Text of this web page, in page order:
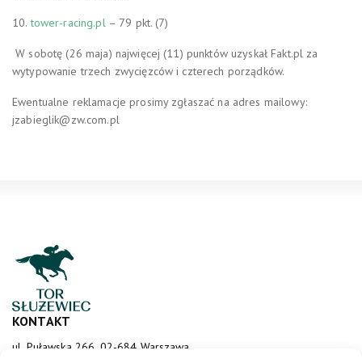
10.tower-racing.pl – 79 pkt. (7)
W sobotę (26 maja) najwięcej (11) punktów uzyskał Fakt.pl za
wytypowanie trzech zwycięzców i czterech porządków.
Ewentualne reklamacje prosimy zgłaszać na adres mailowy:
jzabieglik@zw.com.pl
KONTAKT
ul. Puławska 266, 02-684 Warszawa